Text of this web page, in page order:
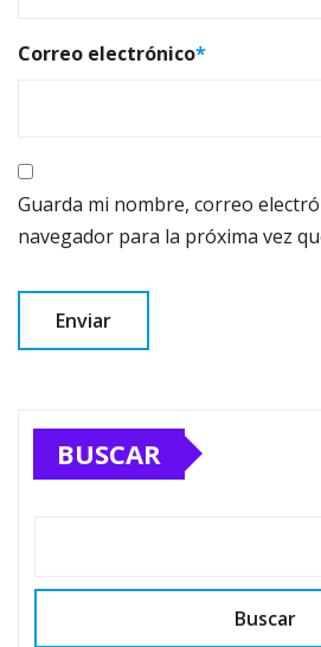
Correo electrónico*
Guarda mi nombre, correo
navegador para la próxima vez
BUSCAR
Buscar